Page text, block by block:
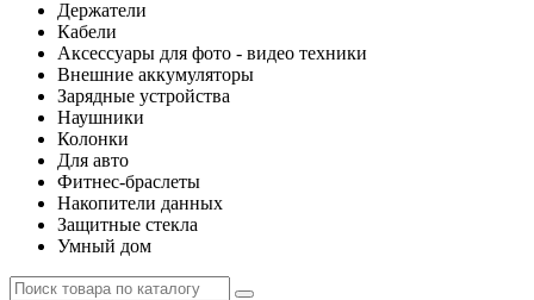
Держатели
Кабели
Аксессуары для фото - видео техники
Внешние аккумуляторы
Зарядные устройства
Наушники
Колонки
Для авто
Фитнес-браслеты
Накопители данных
Защитные стекла
Умный дом